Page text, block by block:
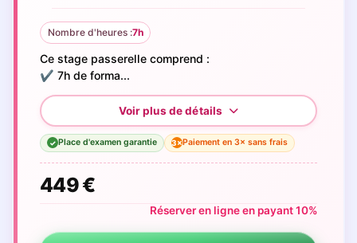
Nombre d'heures :7h
Ce stage passerelle comprend :
✔️ 7h de forma...
✓ Place d'examen garantie 3×Paiement en 3× sans frais
449 €
Réserver en ligne en payant 10%